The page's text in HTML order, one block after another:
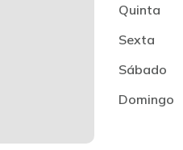
Quinta
Sexta
Sábado
Domingo